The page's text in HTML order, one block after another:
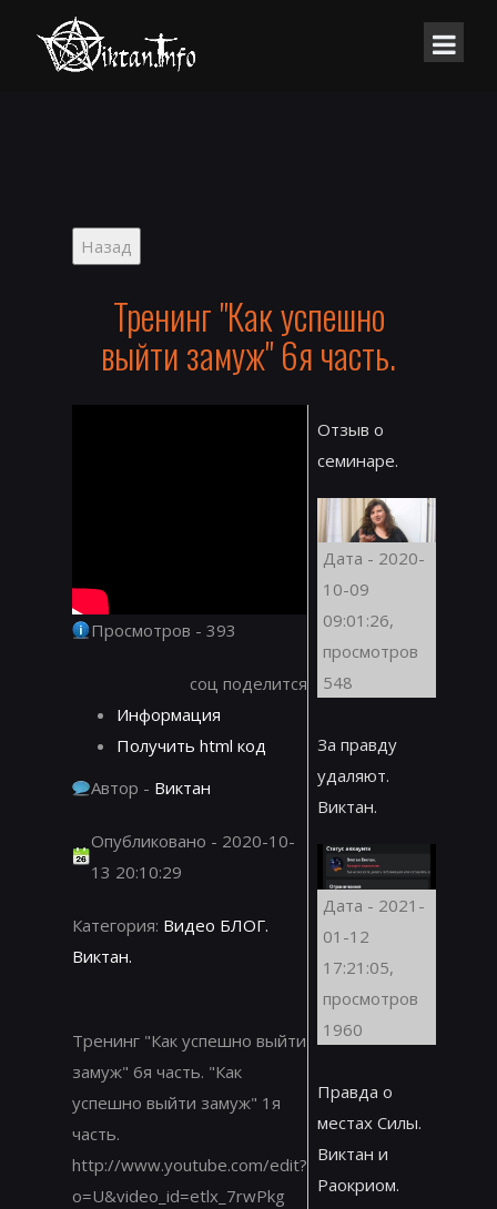
Тренинг "Как успешно
выйти замуж" 6я часть.
Просмотров - 393
соц поделится
Информация
Получить html код
Автор - Виктан
Опубликовано - 2020-10-
13 20:10:29
Категория: Видео БЛОГ.
Виктан.
Тренинг "Как успешно выйти
замуж" 6я часть. "Как
успешно выйти замуж" 1я
часть.
http://www.youtube.com/edit?
o=U&video_id=etlx_7rwPkg
Отзыв о
семинаре.
Дата - 2020-
10-09
09:01:26,
просмотров
548
За правду
удаляют.
Виктан.
Дата - 2021-
01-12
17:21:05,
просмотров
1960
Правда о
местах Силы.
Виктан и
Раокриом.